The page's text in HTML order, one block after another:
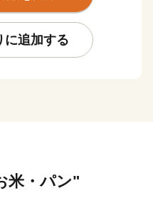
開通により、都心からの
。さらに平成28年度に
に追加する
米・パン"